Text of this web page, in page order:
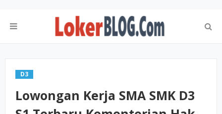
D3
Lowongan Kerja SMA SMK D3